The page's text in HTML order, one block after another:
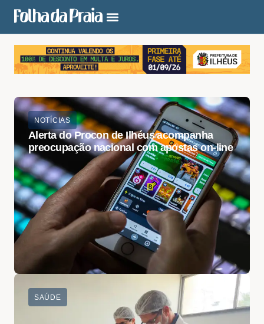
NOTÍCIAS
Alerta do Procon de Ilhéus acompanha
preocupação nacional com apostas on-line
SAÚDE